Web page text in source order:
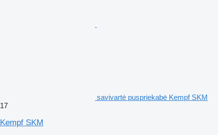
savivartė puspriekabė Kempf SKM
17
Kempf SKM